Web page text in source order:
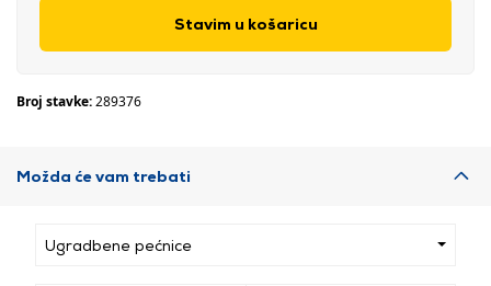
Stavim u košaricu
Broj stavke:289376
Možda će vam trebati
Ugradbene pećnice